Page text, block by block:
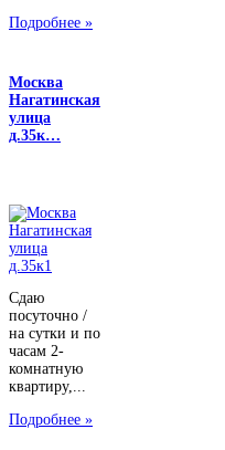
Подробнее »
Москва
Нагатинская
улица
д.35к…
Сдаю
посуточно /
на сутки и по
часам 2-
комнатную
квартиру,...
Подробнее »